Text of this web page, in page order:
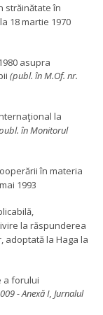
străinătate în
18 martie 1970
asupra
(publ. în M.Of. nr.
la
în Monitorul
în materia
1993
la răspunderea
adoptată la Haga la
a forului
- Anexă I, Jurnalul